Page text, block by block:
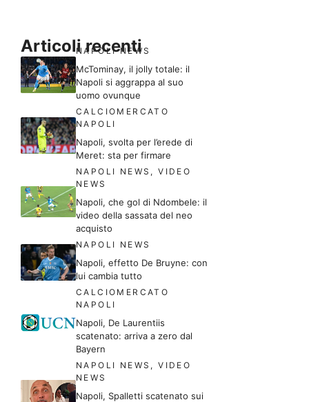
Articoli recenti
NAPOLI NEWS
McTominay, il jolly totale: il
Napoli si aggrappa al suo
uomo ovunque
CALCIOMERCATO
NAPOLI
Napoli, svolta per l’erede di
Meret: sta per firmare
NAPOLI NEWS ,VIDEO
NEWS
Napoli, che gol di Ndombele: il
video della sassata del neo
acquisto
NAPOLI NEWS
Napoli, effetto De Bruyne: con
lui cambia tutto
CALCIOMERCATO
NAPOLI
Napoli, De Laurentiis
scatenato: arriva a zero dal
Bayern
NAPOLI NEWS ,VIDEO
NEWS
Napoli, Spalletti scatenato sui